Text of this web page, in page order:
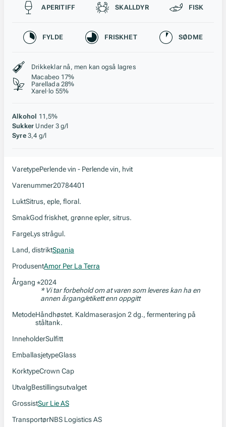
Passer til
APERITIFF SKALLDYR FISK
Karakteristikk
FYLDE FRISKHET SØDME
Stil, lagring og råstoff
Drikkeklar nå, men kan også lagres
Macabeo 17%
Parellada 28%
Xarel·lo 55%
Alkohol 11,5%
Sukker Under 3 g/l
Syre 3,4 g/l
VaretypePerlende vin - Perlende vin, hvit
Varenummer20784401
LuktSitrus, eple, floral.
SmakGod friskhet, grønne epler, sitrus.
FargeLys strågul.
Land, distriktSpania
ProdusentAmor Per La Terra
Årgang *2024
* Vi tar forbehold om at varen som leveres kan ha en
annen årgang/etikett enn oppgitt
MetodeHåndhøstet. Kaldmaserasjon 2 dg., fermentering på
ståltank.
InneholderSulfitt
EmballasjetypeGlass
KorktypeCrown Cap
UtvalgBestillingsutvalget
GrossistSur Lie AS
TransportørNBS Logistics AS